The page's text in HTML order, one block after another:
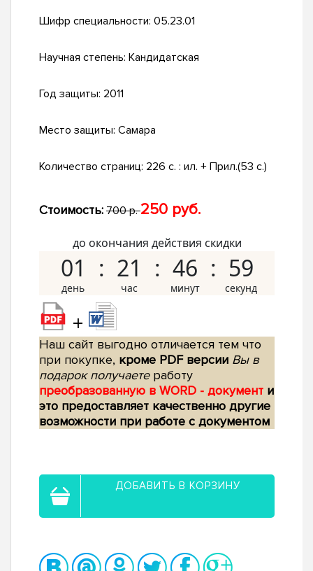
Шифр специальности: 05.23.01
Научная степень: Кандидатская
Год защиты: 2011
Место защиты: Самара
Количество страниц: 226 с. : ил. + Прил.(53 с.)
Стоимость: 700 р.250 руб.
до окончания действия скидки
01 21 46 58
+
Наш сайт выгодно отличается тем что
при покупке, кроме PDF версии Вы в
подарок получаетеработу
преобразованную в WORD - документ и
это предоставляет качественно другие
возможности при работе с документом
ДОБАВИТЬ В КОРЗИНУ